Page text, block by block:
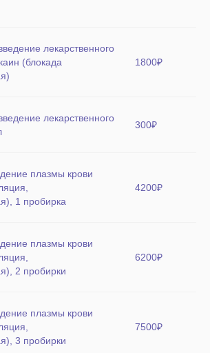
лекарственного
(блокада
1800₽
лекарственного
300₽
плазмы крови
1 пробирка
4200₽
плазмы крови
2 пробирки
6200₽
плазмы крови
3 пробирки
7500₽